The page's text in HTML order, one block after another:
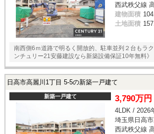
西武秩父線
建物面積
土地面積
南西側6ｍ道路で明るく開放的、駐車並列２台もラ
ンチュリー21安藤建設なら新築設備保証10年無料》
日高市高麗川1丁目 5-5の新築一戸建て
新築一戸建て 3,790万円
4LDK / 2026
埼玉県日高
西武秩父線